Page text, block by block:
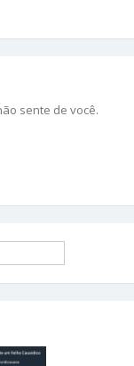
sente de você.